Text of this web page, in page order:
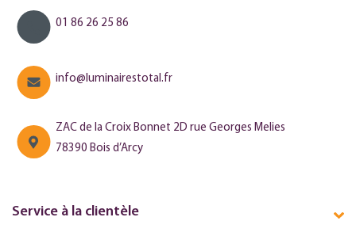
01 86 26 25 86
info@luminairestotal.fr
ZAC de la Croix Bonnet 2D rue Georges Melies
78390 Bois d’Arcy
Service à la clientèle